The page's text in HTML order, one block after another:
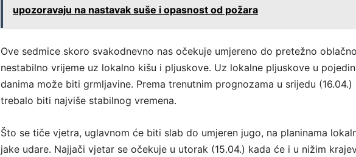
upozoravaju na nastavak suše i opasnost od požara
Ove sedmice skoro svakodnevno nas očekuje umjereno do pretežno
nestabilno vrijeme uz lokalno kišu i pljuskove. Uz lokalne pljuskove u
danima može biti grmljavine. Prema trenutnim prognozama u srijedu (16.04.)
trebalo biti najviše stabilnog vremena.
Što se tiče vjetra, uglavnom će biti slab do umjeren jugo, na planinama
jake udare. Najjači vjetar se očekuje u utorak (15.04.) kada će i u nižim